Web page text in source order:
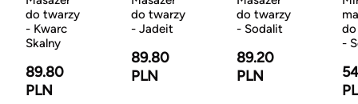
do twarzy
- Kwarc
Skalny
89.80
PLN
do twarzy
- Jadeit
89.80
PLN
do twarzy
- Sodalit
89.20
PLN
-